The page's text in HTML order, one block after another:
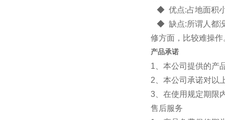
◆ 优点:占地面积小
◆ 缺点:所谓人都没
修方面，比较难操作
产品承诺
1、本公司提供的产
2、本公司承诺对以
3、在使用规定期限
售后服务